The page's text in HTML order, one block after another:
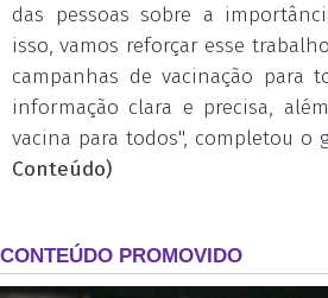
das pessoas sobre a
isso, vamos reforçar esse
campanhas de vacinação para
informação clara e precisa,
vacina para todos", completou o
Conteúdo)